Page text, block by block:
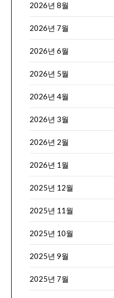
2026년 8월
2026년 7월
2026년 6월
2026년 5월
2026년 4월
2026년 3월
2026년 2월
2026년 1월
2025년 12월
2025년 11월
2025년 10월
2025년 9월
2025년 7월